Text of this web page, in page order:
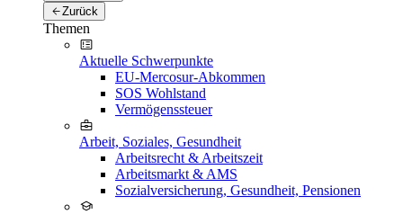
Zurück
Themen
Aktuelle Schwerpunkte
EU-Mercosur-Abkommen
SOS Wohlstand
Vermögenssteuer
Arbeit, Soziales, Gesundheit
Arbeitsrecht & Arbeitszeit
Arbeitsmarkt & AMS
Sozialversicherung, Gesundheit, Pensionen